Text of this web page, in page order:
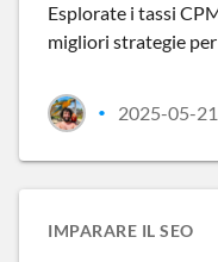
Esplorate i tassi
migliori strategie
• 2025-05-21
IMPARARE IL SEO